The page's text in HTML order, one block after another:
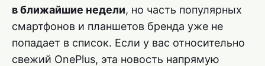
в ближайшие недели, но часть популярных
смартфонов и планшетов бренда уже не
попадает в список. Если у вас относительно
свежий OnePlus, эта новость напрямую